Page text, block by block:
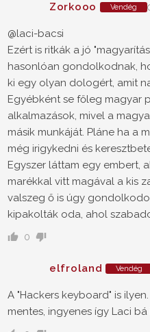
Zorkooo Vendég
@laci-bacsi
Ezért is ritkák a jó
hasonlóan gondolkodnak,
ki egy olyan dologért, amit
Egyébként se főleg magyar
alkalmazások, mivel a
másik munkáját. Pláne ha a
még irigykedni és
Egyszer láttam egy embert,
marékkal vitt magával a kis
valszeg ő is úgy
kipakolták oda, ahol
0
elfroland Vendég
A "Hackers keyboard" is
mentes, ingyenes így Laci